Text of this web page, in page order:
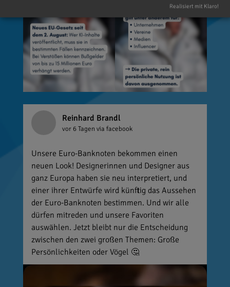
Reinhard Brandl
vor 6 Tagen via facebook
Unsere Euro-Banknoten bekommen einen
neuen Look! Designerinnen und Designer aus
ganz Europa haben sie neu interpretiert, und
einer ihrer Entwürfe wird künftig das Aussehen
der Euro-Banknoten bestimmen. Und wir alle
dürfen mitreden und unsere Favoriten
auswählen. Jetzt bleibt nur die Entscheidung
zwischen den zwei großen Themen: Große
Persönlichkeiten oder Vögel 🤔
Realisiert mit Klaro!